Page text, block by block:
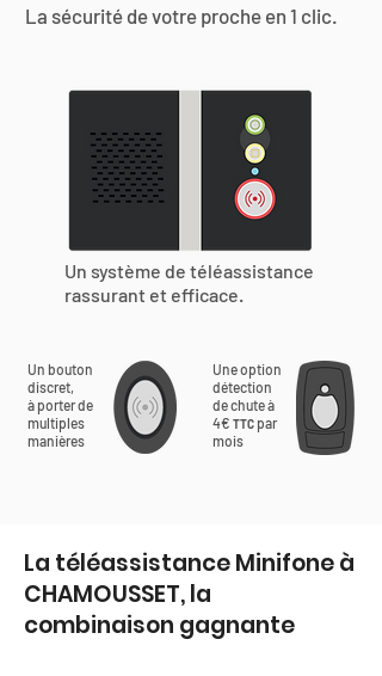
La sécurité de votre proche en 1 clic.
Un système de téléassistance
rassurant et efficace.
Un bouton
discret,
à porter de
multiples
manières
Une option
détection
de chute à
4€ TTC par
mois
La téléassistance Minifone à
CHAMOUSSET, la
combinaison gagnante